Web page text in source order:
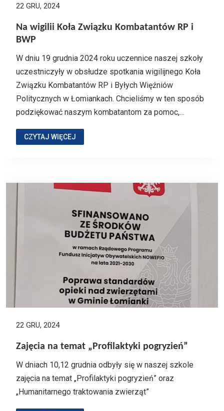
22 GRU, 2024
Na wigilii Koła Związku Kombatantów RP i
BWP
W dniu 19 grudnia 2024 roku uczennice naszej szkoły
uczestniczyły w obsłudze spotkania wigilijnego Koła
Związku Kombatantów RP i Byłych Więźniów
Politycznych w Łomiankach. Chcieliśmy w ten sposób
podziękować naszym kombatantom za pomoc,…
CZYTAJ WIĘCEJ
22 GRU, 2024
Zajęcia na temat „Profilaktyki pogryzień”
W dniach 10,12 grudnia odbyły się w naszej szkole
zajęcia na temat „Profilaktyki pogryzień” oraz
„Humanitarnego traktowania zwierząt”